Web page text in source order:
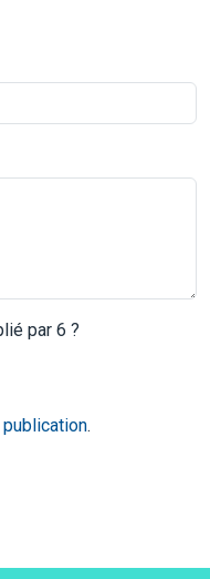
par 6 ?
.